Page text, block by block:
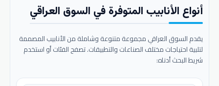
أنواع الأنابيب المتوفرة في السوق العراقي
يقدم السوق العراقي مجموعة متنوعة وشاملة من الأنابيب المصممة
لتلبية احتياجات مختلف الصناعات والتطبيقات. تصفح الفئات أو استخدم
شريط البحث أدناه: